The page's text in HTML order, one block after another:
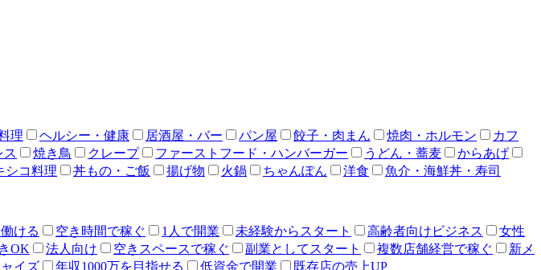
理 ヘルシー・健康 居酒屋・バー パン屋 餃子・肉まん 焼肉・ホルモン
カフ
ス 焼き鳥 クレープ ファーストフード・ハンバーガー うどん・蕎麦
からあげ
シコ料理 丼もの・ご飯 揚げ物 火鍋 ちゃんぽん 洋食 魚介・海鮮丼・寿司
ける 空き時間で稼ぐ 1人で開業 未経験からスタート 高齢者向けビジネス
女性
OK 法人向け 空きスペースで稼ぐ 副業としてスタート 複数店舗経営で稼ぐ
新メ
イズ 年収1000万を目指せる 低資金で開業 既存店の売上UP